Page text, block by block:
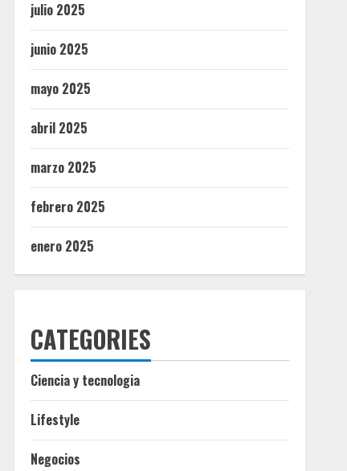
julio 2025
junio 2025
mayo 2025
abril 2025
marzo 2025
febrero 2025
enero 2025
CATEGORIES
Ciencia y tecnologia
Lifestyle
Negocios